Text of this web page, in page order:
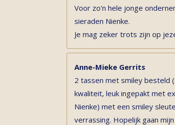
Voor zo'n hele jonge
sieraden Nienke.
Je mag zeker trots zijn op
Anne-Mieke Gerrits
2 tassen met smiley besteld
kwaliteit, leuk ingepakt met
Nienke) met een smiley
verrassing. Hopelijk gaan